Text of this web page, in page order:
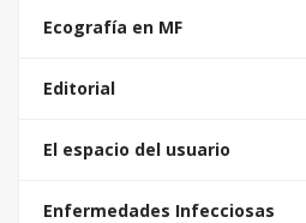
Ecografía en MF
Editorial
El espacio del usuario
Enfermedades Infecciosas